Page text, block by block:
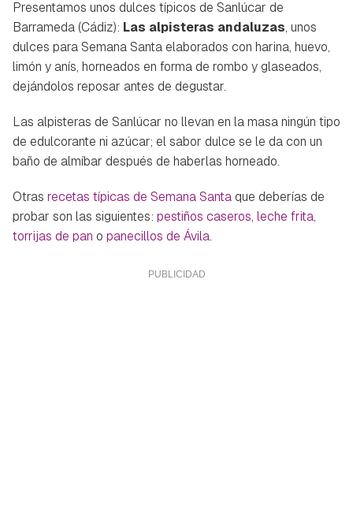
Presentamos unos dulces típicos de Sanlúcar de
Barrameda (Cádiz): Las alpisteras andaluzas, unos
dulces para Semana Santa elaborados con harina, huevo,
limón y anís, horneados en forma de rombo y glaseados,
dejándolos reposar antes de degustar.
Las alpisteras de Sanlúcar no llevan en la masa ningún tipo
de edulcorante ni azúcar; el sabor dulce se le da con un
baño de almíbar después de haberlas horneado.
Otras recetas típicas de Semana Santaque deberías de
probar son las siguientes: pestiños caseros, leche frita,
torrijas de pan o panecillos de Ávila.